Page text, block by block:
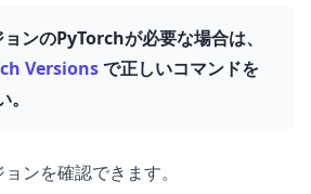
ンのPyTorchが必要な場合は、
Versionsで正しいコマンドを
ンを確認できます。